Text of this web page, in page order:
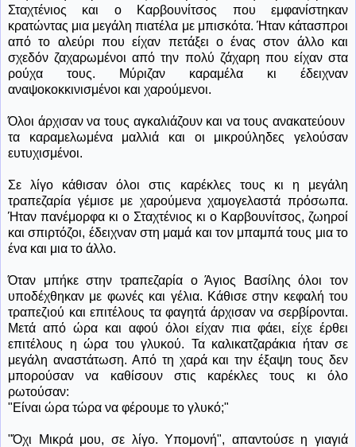
Σταχτένιος και ο Καρβουνίτσος που εμφανίστηκαν
κρατώντας μια μεγάλη πιατέλα με μπισκότα. Ήταν κάτασπροι
από το αλεύρι που είχαν πετάξει ο ένας στον άλλο και
σχεδόν ζαχαρωμένοι από την πολύ ζάχαρη που είχαν στα
ρούχα τους. Μύριζαν καραμέλα κι έδειχναν
αναψοκοκκινισμένοι και χαρούμενοι.
Όλοι άρχισαν να τους αγκαλιάζουν και να τους ανακατεύουν
τα καραμελωμένα μαλλιά και οι μικρούληδες γελούσαν
ευτυχισμένοι.
Σε λίγο κάθισαν όλοι στις καρέκλες τους κι η μεγάλη
τραπεζαρία γέμισε με χαρούμενα χαμογελαστά πρόσωπα.
Ήταν πανέμορφα κι ο Σταχτένιος κι ο Καρβουνίτσος, ζωηροί
και σπιρτόζοι, έδειχναν στη μαμά και τον μπαμπά τους μια το
ένα και μια το άλλο.
Όταν μπήκε στην τραπεζαρία ο Άγιος Βασίλης όλοι τον
υποδέχθηκαν με φωνές και γέλια. Κάθισε στην κεφαλή του
τραπεζιού και επιτέλους τα φαγητά άρχισαν να σερβίρονται.
Μετά από ώρα και αφού όλοι είχαν πια φάει, είχε έρθει
επιτέλους η ώρα του γλυκού. Τα καλικατζαράκια ήταν σε
μεγάλη αναστάτωση. Από τη χαρά και την έξαψη τους δεν
μπορούσαν να καθίσουν στις καρέκλες τους κι όλο
ρωτούσαν:
"Είναι ώρα τώρα να φέρουμε το γλυκό;"
"Όχι Μικρά μου, σε λίγο. Υπομονή", απαντούσε η γιαγιά